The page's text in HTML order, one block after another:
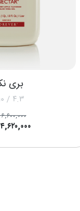
بری
۱۰ /
۶,۶۰۰,۰۰۰ تومان
۴,۶۲۰,۰۰۰ تومان